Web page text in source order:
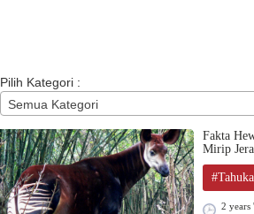
Pilih Kategori :
Semua Kategori
Fakta
Mirip
2 years